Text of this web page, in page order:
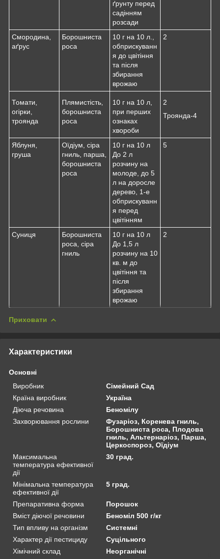
ґрунту перед
садінням
розсади
Смородина,
аґрус
Борошниста
роса
10 г на 10 л.,
обприскуванн
я до цвітіння
та після
збирання
врожаю
2
Томати,
огірки,
троянда
Плямистість,
борошниста
роса
10 г на 10 л,
при перших
ознаках
хвороби
2
Троянда-4
Яблуня,
груша
Оїдіум, сіра
гниль, парша,
борошниста
роса
10 г на 10 л
До 2 л
розчину на
молоде, до 5
л на доросле
дерево, 1-е
обприскуванн
я перед
цвітінням
5
Суниця
Борошниста
роса, сіра
гниль
10 г на 10 л
До 1,5 л
розчину на 10
кв. м до
цвітіння та
після
збирання
врожаю
2
Приховати
Характеристики
Основні
Виробник
Сімейний Сад
Країна виробник
Україна
Діюча речовина
Беномілу
Захворювання рослини
Фузаріоз, Коренева гниль,
Борошниста роса, Плодова
гниль, Альтернаріоз, Парша,
Церкоспороз, Оїдіум
Максимальна
температура ефективної
дії
30 град.
Мінімальна температура
ефективної дії
5 град.
Препаративна форма
Порошок
Вміст діючої речовини
Беноміл 500 г/кг
Тип впливу на організм
Системні
Характер дії пестициду
Суцільного
Хімічний склад
Неорганічні